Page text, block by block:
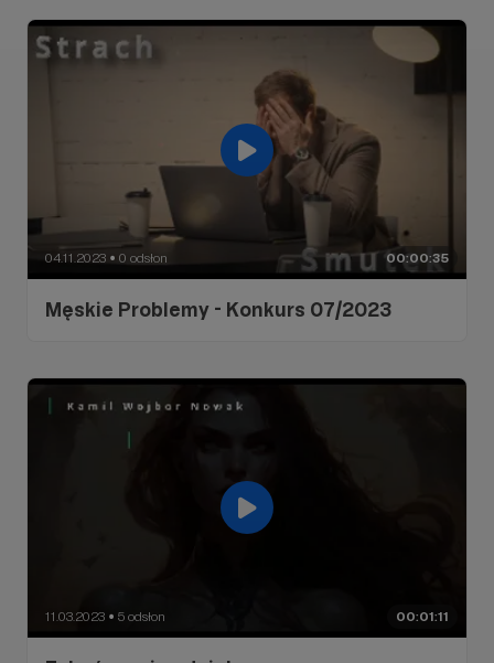
00:00:35
04.11.2023 ● 0 odsłon
Męskie Problemy - Konkurs 07/2023
00:01:11
11.03.2023 ● 5 odsłon